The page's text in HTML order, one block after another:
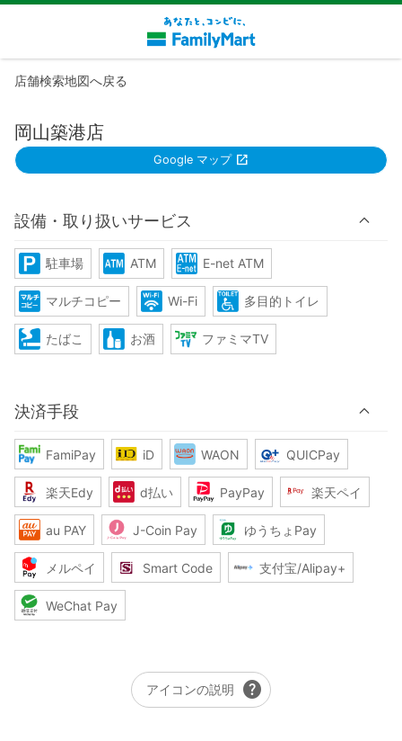
店舗検索地図へ戻る
岡山築港店
Google マップ
設備・取り扱いサービス
駐車場 ATM E-net ATM
マルチコピー Wi-Fi 多目的トイレ
たばこ お酒 ファミマTV
決済手段
FamiPay iD WAON QUICPay
楽天Edy d払い PayPay 楽天ペイ
au PAY J-Coin Pay ゆうちょPay
メルペイ Smart Code 支付宝/Alipay+
WeChat Pay
アイコンの説明 help